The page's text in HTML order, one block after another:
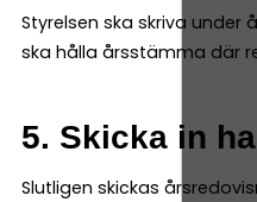
Styrelsen ska skriva
ska hålla årsstämma där
5. Skicka in
Slutligen skickas